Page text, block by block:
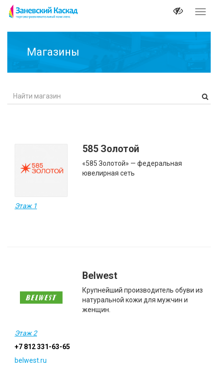
Магазины
585 Золотой
«585 Золотой» — федеральная
ювелирная сеть
Этаж 1
Belwest
Крупнейший производитель обуви из
натуральной кожи для мужчин и
женщин.
Этаж 2
+7 812 331-63-65
belwest.ru